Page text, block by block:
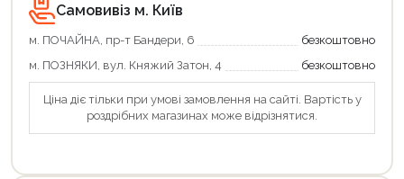
Самовивіз м. Київ
м. ПОЧАЙНА, пр-т Бандери, 6
безкоштовно
м. ПОЗНЯКИ, вул. Княжий Затон, 4
безкоштовно
Ціна діє тільки при умові замовлення на сайті. Вартість у
роздрібних магазинах може відрізнятися.